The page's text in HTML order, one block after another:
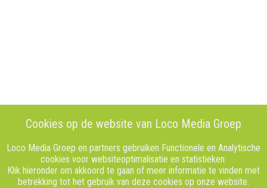
Cookies op de website van Loco Media Groep
Loco Media Groep en partners gebruiken Functionele en Analytische
cookies voor websiteoptimalisatie en statistieken.
Klik hieronder om akkoord te gaan of meer informatie te vinden met
betrekking tot het gebruik van deze cookies op onze website.